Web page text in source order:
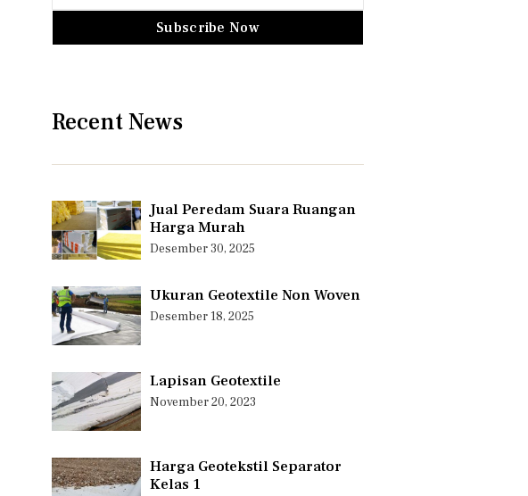
Subscribe Now
Recent News
Jual Peredam Suara Ruangan
Harga Murah
Desember 30, 2025
Ukuran Geotextile Non Woven
Desember 18, 2025
Lapisan Geotextile
November 20, 2023
Harga Geotekstil Separator
Kelas 1